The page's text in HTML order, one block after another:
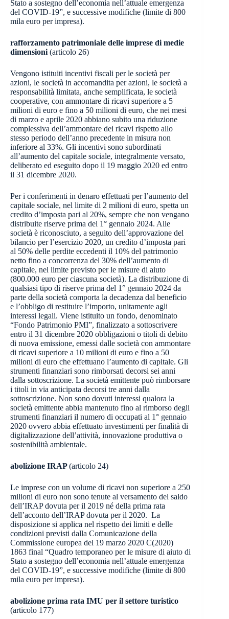
Stato a sostegno dell’economia nell’attuale emergenza
del COVID-19”, e successive modifiche (limite di 800
mila euro per impresa).
rafforzamento patrimoniale delle imprese di medie
dimensioni (articolo 26)
Vengono istituiti incentivi fiscali per le società per
azioni, le società in accomandita per azioni, le società a
responsabilità limitata, anche semplificata, le società
cooperative, con ammontare di ricavi superiore a 5
milioni di euro e fino a 50 milioni di euro, che nei mesi
di marzo e aprile 2020 abbiano subito una riduzione
complessiva dell’ammontare dei ricavi rispetto allo
stesso periodo dell’anno precedente in misura non
inferiore al 33%. Gli incentivi sono subordinati
all’aumento del capitale sociale, integralmente versato,
deliberato ed eseguito dopo il 19 maggio 2020 ed entro
il 31 dicembre 2020.
Per i conferimenti in denaro effettuati per l’aumento del
capitale sociale, nel limite di 2 milioni di euro, spetta un
credito d’imposta pari al 20%, sempre che non vengano
distribuite riserve prima del 1° gennaio 2024. Alle
società è riconosciuto, a seguito dell’approvazione del
bilancio per l’esercizio 2020, un credito d’imposta pari
al 50% delle perdite eccedenti il 10% del patrimonio
netto fino a concorrenza del 30% dell’aumento di
capitale, nel limite previsto per le misure di aiuto
(800.000 euro per ciascuna società). La distribuzione di
qualsiasi tipo di riserve prima del 1° gennaio 2024 da
parte della società comporta la decadenza dal beneficio
e l’obbligo di restituire l’importo, unitamente agli
interessi legali. Viene istituito un fondo, denominato
“Fondo Patrimonio PMI”, finalizzato a sottoscrivere
entro il 31 dicembre 2020 obbligazioni o titoli di debito
di nuova emissione, emessi dalle società con ammontare
di ricavi superiore a 10 milioni di euro e fino a 50
milioni di euro che effettuano l’aumento di capitale. Gli
strumenti finanziari sono rimborsati decorsi sei anni
dalla sottoscrizione. La società emittente può rimborsare
i titoli in via anticipata decorsi tre anni dalla
sottoscrizione. Non sono dovuti interessi qualora la
società emittente abbia mantenuto fino al rimborso degli
strumenti finanziari il numero di occupati al 1° gennaio
2020 ovvero abbia effettuato investimenti per finalità di
digitalizzazione dell’attività, innovazione produttiva o
sostenibilità ambientale.
abolizione IRAP(articolo 24)
Le imprese con un volume di ricavi non superiore a 250
milioni di euro non sono tenute al versamento del saldo
dell’IRAP dovuta per il 2019 né della prima rata
dell’acconto dell’IRAP dovuta per il 2020. La
disposizione si applica nel rispetto dei limiti e delle
condizioni previsti dalla Comunicazione della
Commissione europea del 19 marzo 2020 C(2020)
1863 final “Quadro temporaneo per le misure di aiuto di
Stato a sostegno dell’economia nell’attuale emergenza
del COVID-19”, e successive modifiche (limite di 800
mila euro per impresa).
abolizione prima rata IMU per il settore turistico
(articolo 177)